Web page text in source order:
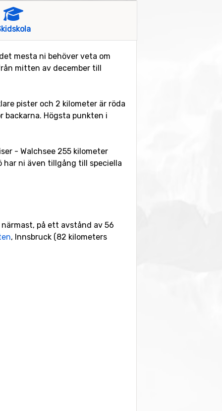
mesta ni behöver veta om
mitten av december till
pister och 2 kilometer är röda
backarna. Högsta punkten i
- Walchsee 255 kilometer
har ni även tillgång till speciella
närmast, på ett avstånd av 56
, Innsbruck (82 kilometers